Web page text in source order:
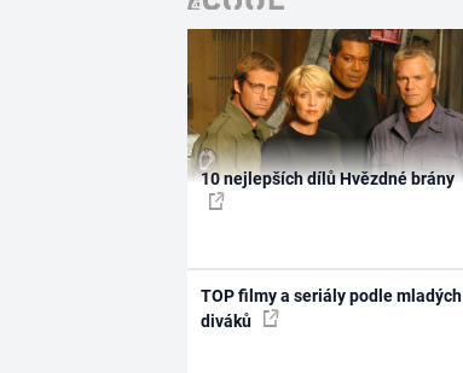
10 nejlepších dílů Hvězdné brány
TOP filmy a seriály podle mladých
diváků